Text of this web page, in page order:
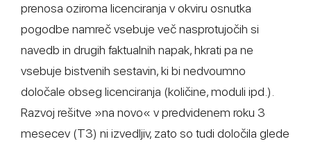
prenosa oziroma licenciranja v okviru osnutka
pogodbe namreč vsebuje več nasprotujočih si
navedb in drugih faktualnih napak, hkrati pa ne
vsebuje bistvenih sestavin, ki bi nedvoumno
določale obseg licenciranja (količine, moduli ipd.).
Razvoj rešitve »na novo« v predvidenem roku 3
mesecev (T3) ni izvedljiv, zato so tudi določila glede